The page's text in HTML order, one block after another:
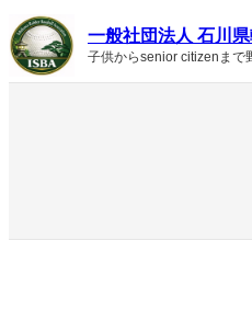
内
容
を
ス
一般社団法人 石川
子供からsenior citizenまで